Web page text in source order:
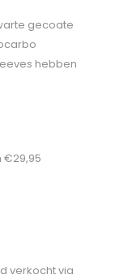
gecoate
hebben
€29,95
verkocht via